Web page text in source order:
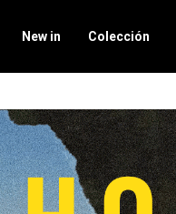
New in Colección